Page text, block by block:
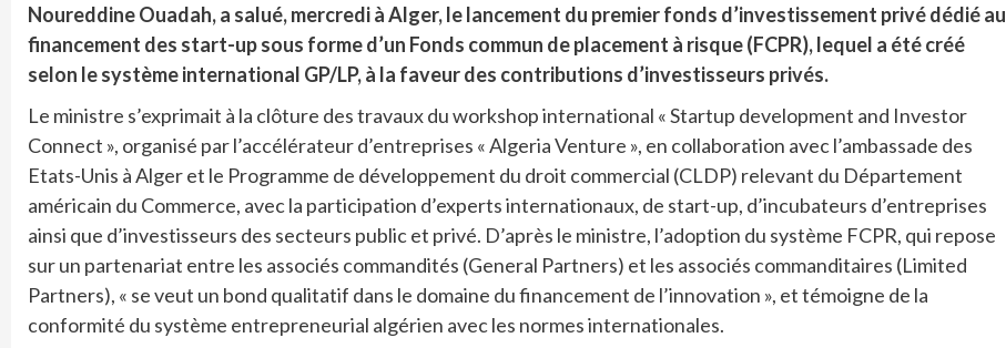
Noureddine Ouadah, a salué, mercredi à Alger, le lancement du premier fonds d’investissement privé dédié au
financement des start-up sous forme d’un Fonds commun de placement à risque (FCPR), lequel a été créé
selon le système international GP/LP, à la faveur des contributions d’investisseurs privés.
Le ministre s’exprimait à la clôture des travaux du workshop international « Startup development and Investor
Connect », organisé par l’accélérateur d’entreprises « Algeria Venture », en collaboration avec l’ambassade des
Etats-Unis à Alger et le Programme de développement du droit commercial (CLDP) relevant du Département
américain du Commerce, avec la participation d’experts internationaux, de start-up, d’incubateurs d’entreprises
ainsi que d’investisseurs des secteurs public et privé. D’après le ministre, l’adoption du système FCPR, qui repose
sur un partenariat entre les associés commandités (General Partners) et les associés commanditaires (Limited
Partners), « se veut un bond qualitatif dans le domaine du financement de l’innovation », et témoigne de la
conformité du système entrepreneurial algérien avec les normes internationales.